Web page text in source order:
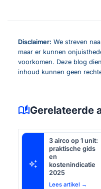
Disclaimer: We streven
maar er kunnen
voorkomen. Deze blog
inhoud kunnen geen
auto_storiesGerelateerde
auto_awesome
3 airco op 1 unit:
praktische gids
en
kostenindicatie
2025
Lees artikel →